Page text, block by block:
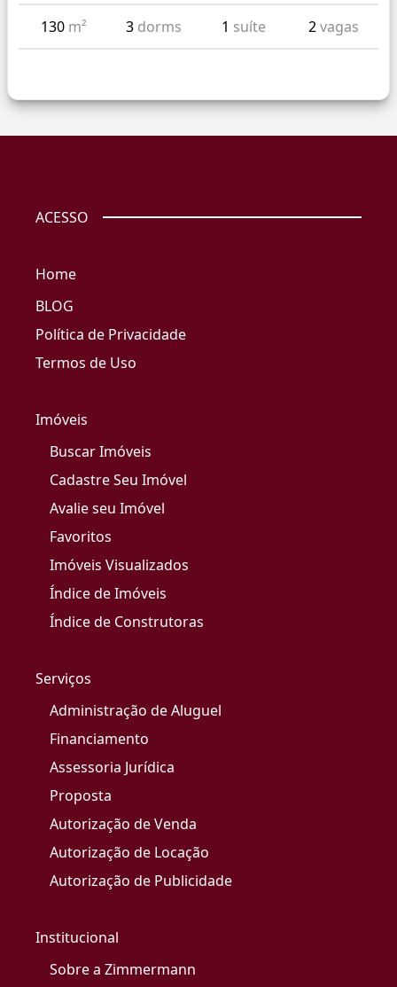
130 m² 3 dorms 1 suíte 2vagas
ACESSO
Home
BLOG
Política de Privacidade
Termos de Uso
Imóveis
Buscar Imóveis
Cadastre Seu Imóvel
Avalie seu Imóvel
Favoritos
Imóveis Visualizados
Índice de Imóveis
Índice de Construtoras
Serviços
Administração de Aluguel
Financiamento
Assessoria Jurídica
Proposta
Autorização de Venda
Autorização de Locação
Autorização de Publicidade
Institucional
Sobre a Zimmermann